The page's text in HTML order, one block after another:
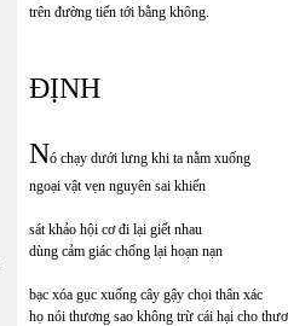
trên đường tiến tới bằng không.
ĐỊNH
Nó chạy dưới lưng khi ta nằm xuống
ngoại vật vẹn nguyên sai khiến
sát khảo hội cơ đi lại giết nhau
dùng cảm giác chống lại hoạn nạn
bạc xóa gục xuống cây gậy chọi thân xác
họ nói thương sao không trừ cái hại cho